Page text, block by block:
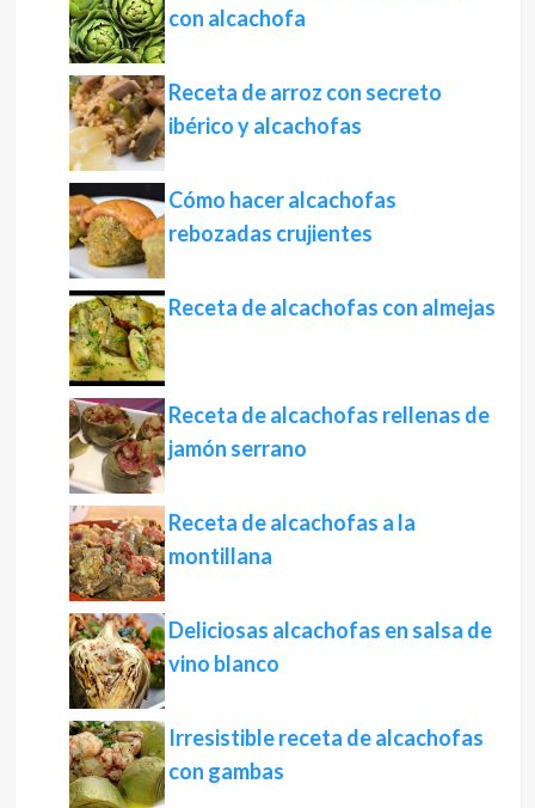
con alcachofa
Receta de arroz con secreto
ibérico y alcachofas
Cómo hacer alcachofas
rebozadas crujientes
Receta de alcachofas con almejas
Receta de alcachofas rellenas de
jamón serrano
Receta de alcachofas a la
montillana
Deliciosas alcachofas en salsa de
vino blanco
Irresistible receta de alcachofas
con gambas